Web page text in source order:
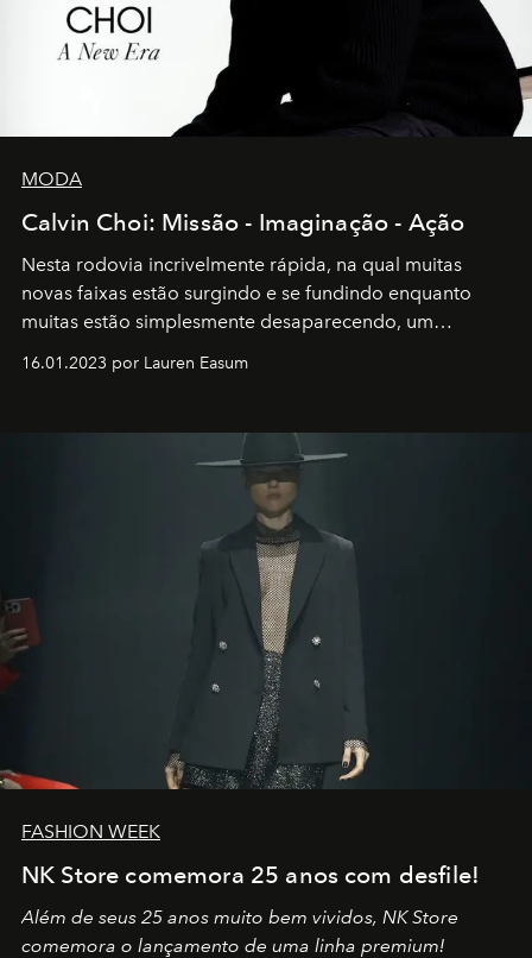
MODA
Calvin Choi: Missão - Imaginação - Ação
Nesta rodovia incrivelmente rápida, na qual muitas
novas faixas estão surgindo e se fundindo enquanto
muitas estão simplesmente desaparecendo, um
transportador AMTD abrindo caminho para muitos
por propósitos, com um claro senso de missão na vida e
16.01.2023 por Lauren Easum
FASHION WEEK
NK Store comemora 25 anos com desfile!
Além de seus 25 anos muito bem vividos, NK Store
comemora o lançamento de uma linha premium!